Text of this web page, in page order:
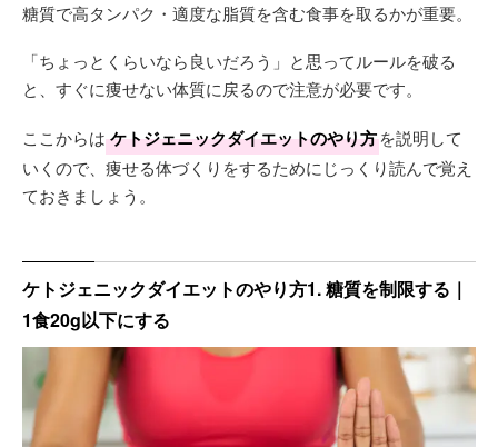
糖質で高タンパク・適度な脂質を含む食事を取るかが重要。
「ちょっとくらいなら良いだろう」と思ってルールを破る
と、すぐに痩せない体質に戻るので注意が必要です。
ここからは ケトジェニックダイエットのやり方を説明して
いくので、痩せる体づくりをするためにじっくり読んで覚え
ておきましょう。
ケトジェニックダイエットのやり方1. 糖質を制限する｜
1食20g以下にする